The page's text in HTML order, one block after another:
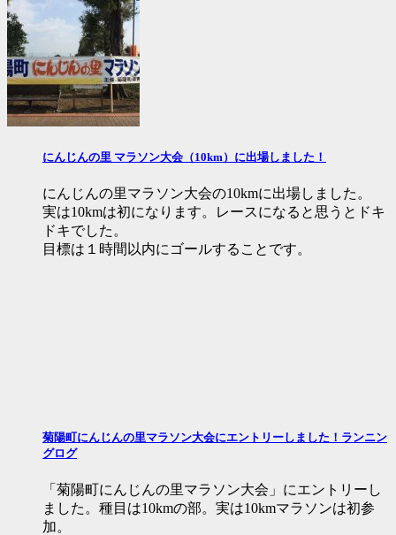
にんじんの里 マラソン大会（10km）に出場しました！
にんじんの里マラソン大会の10kmに出場しました。
実は10kmは初になります。レースになると思うとドキ
ドキでした。
目標は１時間以内にゴールすることです。
菊陽町にんじんの里マラソン大会にエントリーしました！ランニン
グログ
「菊陽町にんじんの里マラソン大会」にエントリーし
ました。種目は10kmの部。実は10kmマラソンは初参
加。